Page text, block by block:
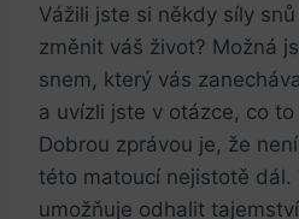
Vážili jste si někdy síly
změnit váš život? Možná
snem, který vás
a uvízli jste v otázce, co
Dobrou zprávou je, že
této matoucí nejistotě dál.
umožňuje odhalit